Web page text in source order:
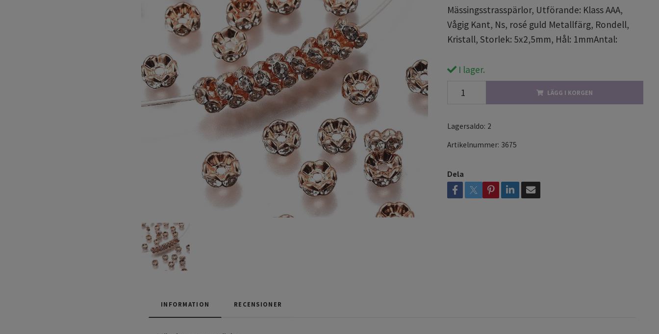
Mässingsstrasspärlor, Utförande: Klass AAA,
Vågig Kant, Ns, rosé guld Metallfärg, Rondell,
Kristall, Storlek: 5x2,5mm, Hål: 1mmAntal:
I lager.
LÄGG I KORGEN
Lagersaldo: 2
Artikelnummer: 3675
Dela
INFORMATION RECENSIONER